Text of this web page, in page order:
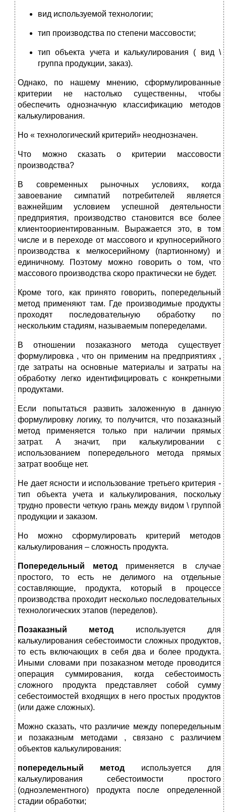
вид используемой технологии;
тип производства по степени массовости;
тип объекта учета и калькулирования ( вид \
группа продукции, заказ).
Однако, по нашему мнению, сформулированные
критерии не настолько существенны, чтобы
обеспечить однозначную классификацию методов
калькулирования.
Но « технологический критерий» неоднозначен.
Что можно сказать о критерии массовости
производства?
В современных рыночных условиях, когда
завоевание симпатий потребителей является
важнейшим условием успешной деятельности
предприятия, производство становится все более
клиентоориентированным. Выражается это, в том
числе и в переходе от массового и крупносерийного
производства к мелкосерийному (партионному) и
единичному. Поэтому можно говорить о том, что
массового производства скоро практически не будет.
Кроме того, как принято говорить, попередельный
метод применяют там. Где производимые продукты
проходят последовательную обработку по
нескольким стадиям, называемым попеределами.
В отношении позаказного метода существует
формулировка , что он применим на предприятиях ,
где затраты на основные материалы и затраты на
обработку легко идентифицировать с конкретными
продуктами.
Если попытаться развить заложенную в данную
формулировку логику, то получится, что позаказный
метод применяется только при наличии прямых
затрат. А значит, при калькулировании с
использованием попередельного метода прямых
затрат вообще нет.
Не дает ясности и использование третьего критерия -
тип объекта учета и калькулирования, поскольку
трудно провести четкую грань между видом \ группой
продукции и заказом.
Но можно сформулировать критерий методов
калькулирования – сложность продукта.
Попередельный метод применяется в случае
простого, то есть не делимого на отдельные
составляющие, продукта, который в процессе
производства проходит несколько последовательных
технологических этапов (переделов).
Позаказный метод используется для
калькулирования себестоимости сложных продуктов,
то есть включающих в себя два и более продукта.
Иными словами при позаказном методе проводится
операция суммирования, когда себестоимость
сложного продукта представляет собой сумму
себестоимостей входящих в него простых продуктов
(или даже сложных).
Можно сказать, что различие между попередельным
и позаказным методами , связано с различием
объектов калькулирования:
попередельный метод используется для
калькулирования себестоимости простого
(одноэлементного) продукта после определенной
стадии обработки;